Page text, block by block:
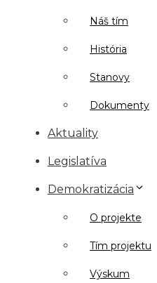
Náš tím
História
Stanovy
Dokumenty
Aktuality
Legislatíva
Demokratizácia
O projekte
Tím projektu
Výskum